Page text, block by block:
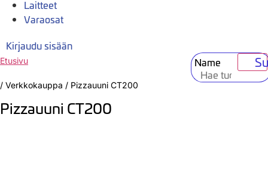
Laitteet
Varaosat
Kirjaudu sisään
Name
Etusivu
/ Verkkokauppa / Pizzauuni CT200
Pizzauuni CT200